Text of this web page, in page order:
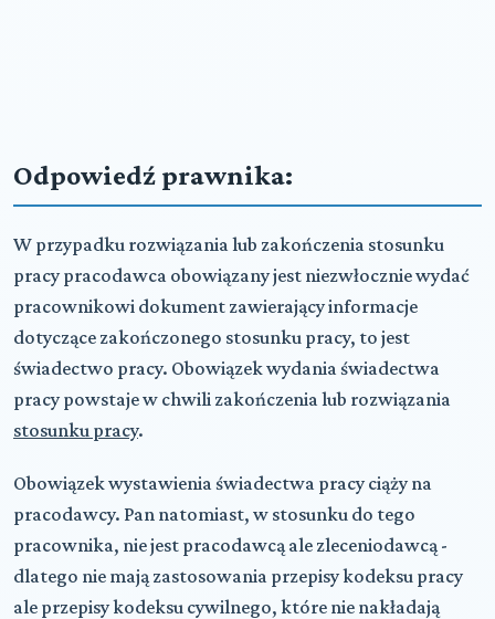
Odpowiedź prawnika:
W przypadku rozwiązania lub zakończenia stosunku
pracy pracodawca obowiązany jest niezwłocznie wydać
pracownikowi dokument zawierający informacje
dotyczące zakończonego stosunku pracy, to jest
świadectwo pracy. Obowiązek wydania świadectwa
pracy powstaje w chwili zakończenia lub rozwiązania
stosunku pracy.
Obowiązek wystawienia świadectwa pracy ciąży na
pracodawcy. Pan natomiast, w stosunku do tego
pracownika, nie jest pracodawcą ale zleceniodawcą -
dlatego nie mają zastosowania przepisy kodeksu pracy
ale przepisy kodeksu cywilnego, które nie nakładają